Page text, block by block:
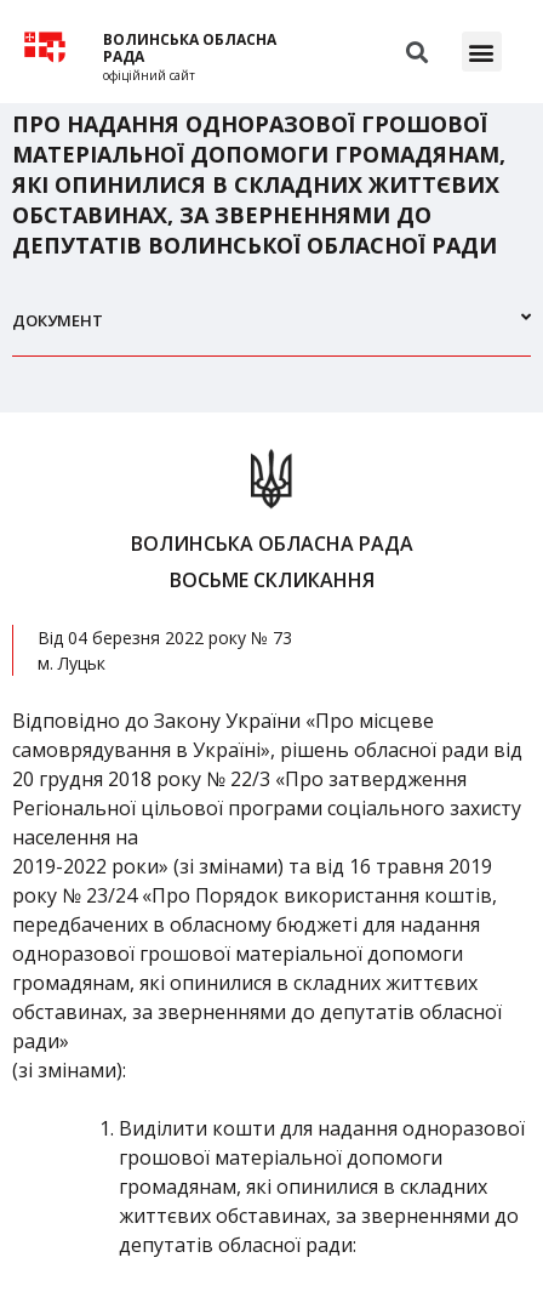
ВОЛИНСЬКА ОБЛАСНА
РАДА
офіційний сайт
ПРО НАДАННЯ ОДНОРАЗОВОЇ ГРОШОВОЇ
МАТЕРІАЛЬНОЇ ДОПОМОГИ ГРОМАДЯНАМ,
ЯКІ ОПИНИЛИСЯ В СКЛАДНИХ ЖИТТЄВИХ
ОБСТАВИНАХ, ЗА ЗВЕРНЕННЯМИ ДО
ДЕПУТАТІВ ВОЛИНСЬКОЇ ОБЛАСНОЇ РАДИ
ДОКУМЕНТ
ВОЛИНСЬКА ОБЛАСНА РАДА
ВОСЬМЕ СКЛИКАННЯ
Від 04 березня 2022 року № 73
м. Луцьк
Відповідно до Закону України «Про місцеве
самоврядування в Україні», рішень обласної ради від
20 грудня 2018 року № 22/3 «Про затвердження
Регіональної цільової програми соціального захисту
населення на
2019-2022 роки» (зі змінами) та від 16 травня 2019
року № 23/24 «Про Порядок використання коштів,
передбачених в обласному бюджеті для надання
одноразової грошової матеріальної допомоги
громадянам, які опинилися в складних життєвих
обставинах, за зверненнями до депутатів обласної
ради»
(зі змінами):
Виділити кошти для надання одноразової
грошової матеріальної допомоги
громадянам, які опинилися в складних
життєвих обставинах, за зверненнями до
депутатів обласної ради: